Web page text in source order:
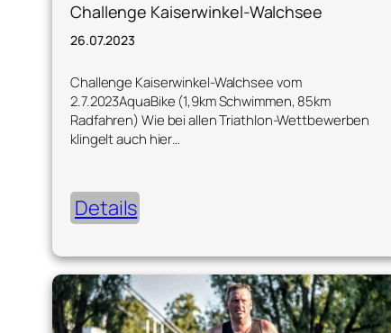
Challenge Kaiserwinkel-Walchsee
26.07.2023
Challenge Kaiserwinkel-Walchsee vom
2.7.2023AquaBike (1,9km Schwimmen, 85km
Radfahren) Wie bei allen Triathlon-Wettbewerben
klingelt auch hier…
Details